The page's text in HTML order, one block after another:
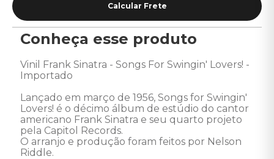
Conheça esse produto
Vinil Frank Sinatra - Songs For Swingin' Lovers! -
Importado
Lançado em março de 1956, Songs for Swingin'
Lovers! é o décimo álbum de estúdio do cantor
americano Frank Sinatra e seu quarto projeto
pela Capitol Records.
O arranjo e produção foram feitos por Nelson
Riddle.